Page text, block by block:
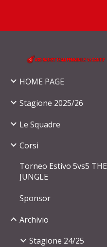
HOME PAGE
Stagione 2025/26
Le Squadre
Corsi
Torneo Estivo 5vs5 THE
JUNGLE
Sponsor
Archivio
Stagione 24/25